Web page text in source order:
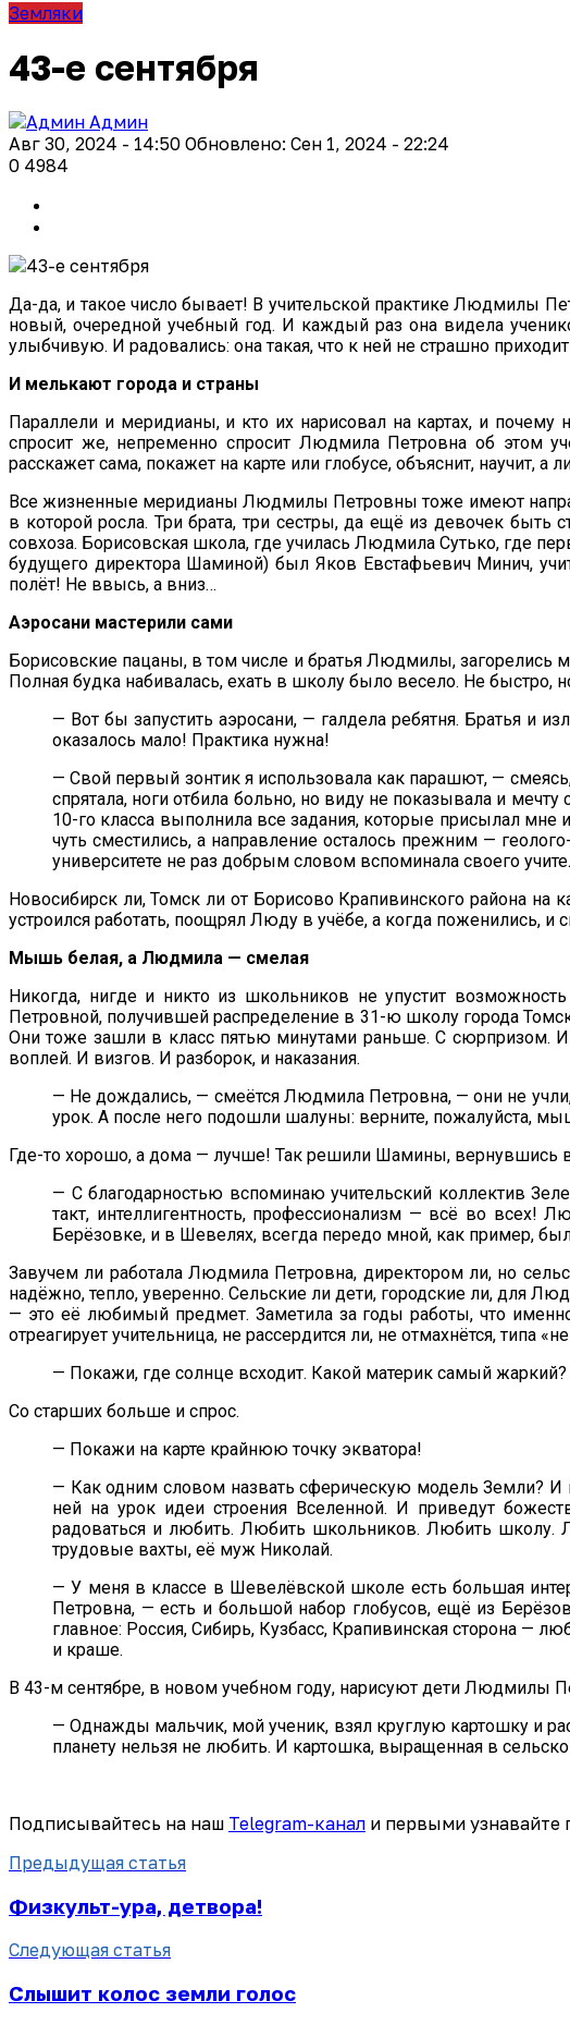
Земляки
43-е сентября
Админ
Авг 30, 2024 - 14:50 Обновлено: Сен 1, 2024 - 22:24
0 4984
Да-да, и такое число бывает! В учительской практике Людмилы
новый, очередной учебный год. И каждый раз она видела
улыбчивую. И радовались: она такая, что к ней не страшно
И мелькают города и страны
Параллели и меридианы, и кто их нарисовал на картах, и
спросит же, непременно спросит Людмила Петровна об этом
расскажет сама, покажет на карте или глобусе, объяснит, научит,
Все жизненные меридианы Людмилы Петровны тоже имеют
в которой росла. Три брата, три сестры, да ещё из девочек
совхоза. Борисовская школа, где училась Людмила Сутько, где
будущего директора Шаминой) был Яков Евстафьевич Минич,
полёт! Не ввысь, а вниз…
Аэросани мастерили сами
Борисовские пацаны, в том числе и братья Людмилы, загорелись
Полная будка набивалась, ехать в школу было весело. Не быстро,
— Вот бы запустить аэросани, — галдела ребятня. Братья и
оказалось мало! Практика нужна!
— Свой первый зонтик я использовала как парашют, —
спрятала, ноги отбила больно, но виду не показывала и
10-го класса выполнила все задания, которые присылал мне
чуть сместились, а направление осталось прежним —
университете не раз добрым словом вспоминала своего
Новосибирск ли, Томск ли от Борисово Крапивинского района
устроился работать, поощрял Люду в учёбе, а когда поженились,
Мышь белая, а Людмила — смелая
Никогда, нигде и никто из школьников не упустит
Петровной, получившей распределение в 31-ю школу города
Они тоже зашли в класс пятью минутами раньше. С сюрпризом.
воплей. И визгов. И разборок, и наказания.
— Не дождались, — смеётся Людмила Петровна, — они не
урок. А после него подошли шалуны: верните, пожалуйста,
Где-то хорошо, а дома — лучше! Так решили Шамины, вернувшись в
— С благодарностью вспоминаю учительский коллектив
такт, интеллигентность, профессионализм — всё во
Берёзовке, и в Шевелях, всегда передо мной, как пример,
Завучем ли работала Людмила Петровна, директором ли, но
надёжно, тепло, уверенно. Сельские ли дети, городские ли, для
— это её любимый предмет. Заметила за годы работы, что
отреагирует учительница, не рассердится ли, не отмахнётся, типа
— Покажи, где солнце всходит. Какой материк самый
Со старших больше и спрос.
— Покажи на карте крайнюю точку экватора!
— Как одним словом назвать сферическую модель Земли? И
ней на урок идеи строения Вселенной. И приведут
радоваться и любить. Любить школьников. Любить школу.
трудовые вахты, её муж Николай.
— У меня в классе в Шевелёвской школе есть большая
Петровна, — есть и большой набор глобусов, ещё из
главное: Россия, Сибирь, Кузбасс, Крапивинская сторона —
и краше.
В 43-м сентябре, в новом учебном году, нарисуют дети Людмилы
— Однажды мальчик, мой ученик, взял круглую картошку и
планету нельзя не любить. И картошка, выращенная в
Подписывайтесь на наш Telegram-канал и первыми узнавайте
Предыдущая статья
Физкульт-ура, детвора!
Следующая статья
Слышит колос земли голос